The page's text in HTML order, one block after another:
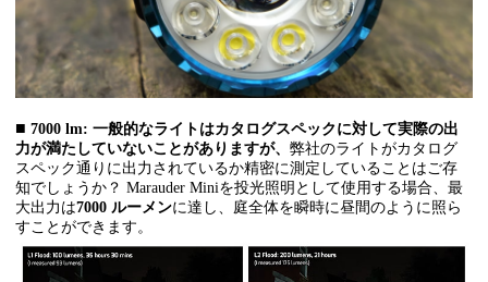
■ 7000 lm:一般的なライトはカタログスペックに対して実際の出
力が満たしていないことがありますが、弊社のライトがカタログ
スペック通りに出力されているか精密に測定していることはご存
知でしょうか？ Marauder Miniを投光照明として使用する場合、最
大出力は7000 ルーメンに達し、庭全体を瞬時に昼間のように照ら
すことができます。